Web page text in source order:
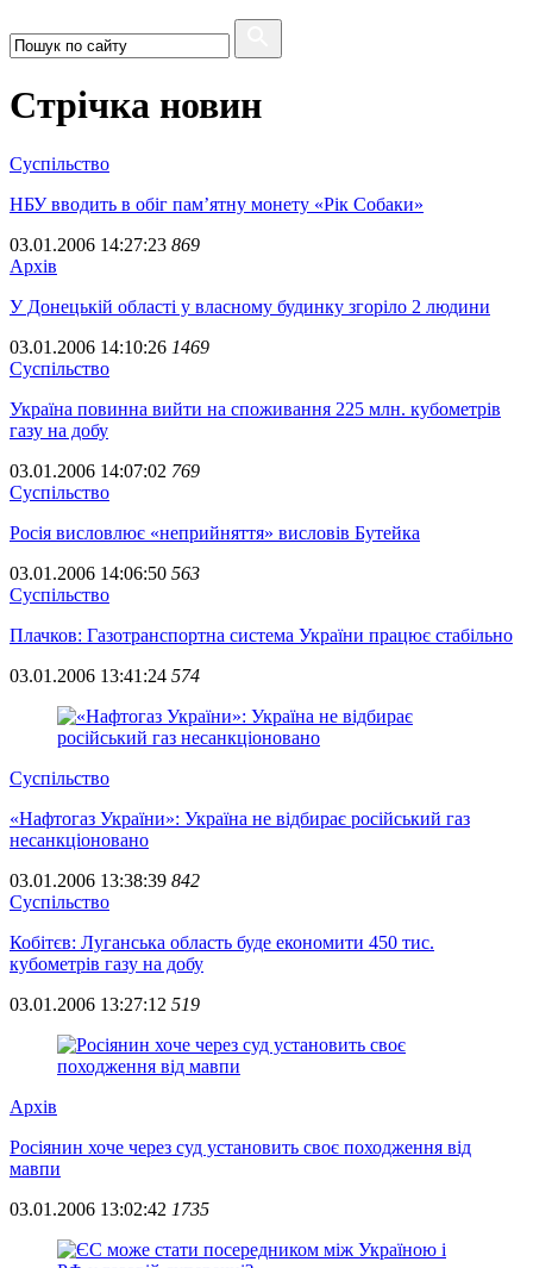
Стрічка новин
Суспiльство
НБУ вводить в обіг пам’ятну монету «Рік Собаки»
03.01.2006 14:27:23 869
Архiв
У Донецькій області у власному будинку згоріло 2 людини
03.01.2006 14:10:26 1469
Суспiльство
Україна повинна вийти на споживання 225 млн. кубометрів
газу на добу
03.01.2006 14:07:02 769
Суспiльство
Росія висловлює «неприйняття» висловів Бутейка
03.01.2006 14:06:50 563
Суспiльство
Плачков: Газотранспортна система України працює стабільно
03.01.2006 13:41:24 574
Суспiльство
«Нафтогаз України»: Україна не відбирає російський газ
несанкціоновано
03.01.2006 13:38:39 842
Суспiльство
Кобітєв: Луганська область буде економити 450 тис.
кубометрів газу на добу
03.01.2006 13:27:12 519
Архiв
Росіянин хоче через суд установить своє походження від
мавпи
03.01.2006 13:02:42 1735